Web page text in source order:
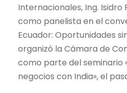
Internacionales, Ing. Isidro
como panelista en el
Ecuador: Oportunidades
organizó la Cámara de
como parte del seminario
negocios con India», el